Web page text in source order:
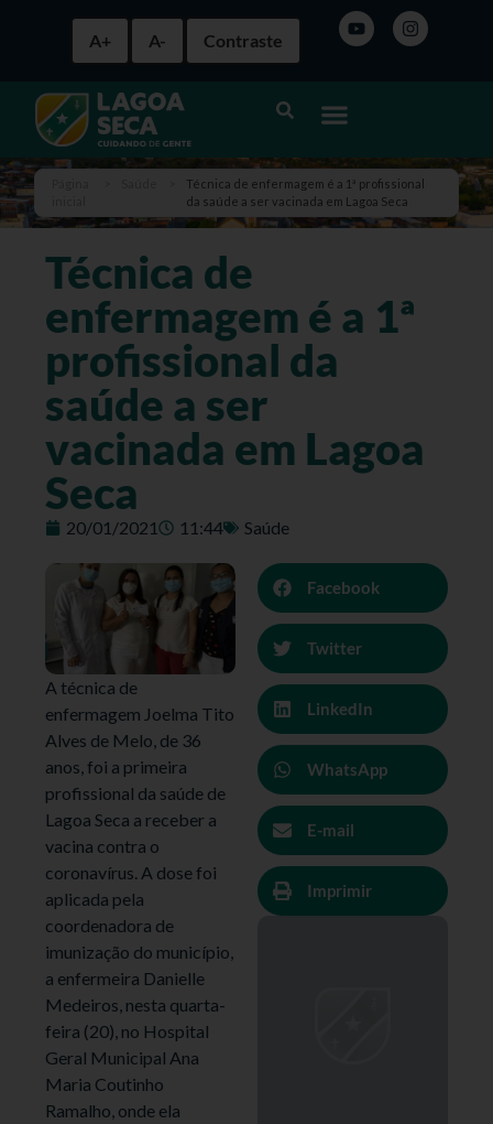
A+ A- Contraste
Técnica de enfermagem é a 1ª profissional
da saúde a ser vacinada em Lagoa Seca
Técnica de
enfermagem é a 1ª
profissional da
saúde a ser
vacinada em Lagoa
Seca
20/01/2021 11:44 Saúde
A técnica de
enfermagem Joelma Tito
Alves de Melo, de 36
anos, foi a primeira
profissional da saúde de
Lagoa Seca a receber a
vacina contra o
coronavírus. A dose foi
aplicada pela
coordenadora de
imunização do município,
a enfermeira Danielle
Medeiros, nesta quarta-
feira (20), no Hospital
Geral Municipal Ana
Maria Coutinho
Ramalho, onde ela
Facebook
Twitter
LinkedIn
WhatsApp
E-mail
Imprimir